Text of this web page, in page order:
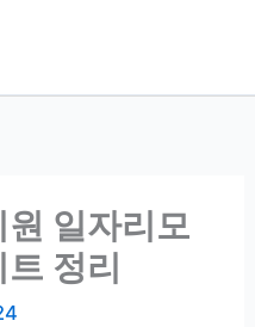
일자리모
정리